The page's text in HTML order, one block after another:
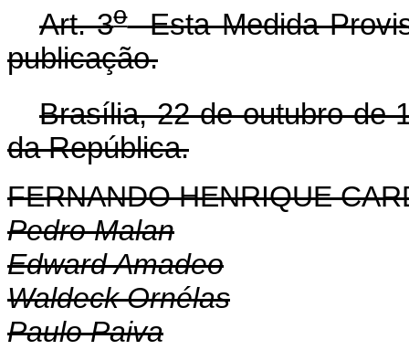
Art. 3oEsta Medida
publicação.
Brasília, 22 de outubro de
da República.
FERNANDO HENRIQUE
Pedro Malan
Edward Amadeo
Waldeck Ornélas
Paulo Paiva